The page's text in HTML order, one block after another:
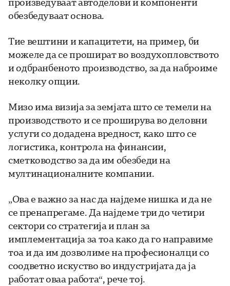
обезбедуваат основа.
Тие вештини и капацитети, на пример, би
можеле да се прошират во воздухопловството
и одбранбеното производство, за да наброиме
неколку опции.
Мизо има визија за земјата што се темели на
производството и се проширува во деловни
услуги со додадена вредност, како што се
логистика, контрола на финансии,
сметководство за да им обезбеди на
мултинационалните компании.
„Ова е важно за нас да најдеме нишка и да не
се пренапрегаме. Да најдеме три до четири
сектори со стратегија и план за
имплементација за тоа како да го направиме
тоа и да им дозволиме на професионалци со
соодветно искуство во индустријата да ја
работат оваа работа“, рече тој.